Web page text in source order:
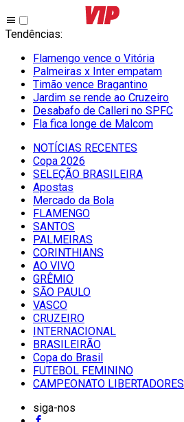
Tendências:
Flamengo vence o Vitória
Palmeiras x Inter empatam
Timão vence Bragantino
Jardim se rende ao Cruzeiro
Desabafo de Calleri no SPFC
Fla fica longe de Malcom
NOTÍCIAS RECENTES
Copa 2026
SELEÇÃO BRASILEIRA
Apostas
Mercado da Bola
FLAMENGO
SANTOS
PALMEIRAS
CORINTHIANS
AO VIVO
GRÊMIO
SĀO PAULO
VASCO
CRUZEIRO
INTERNACIONAL
BRASILEIRÃO
Copa do Brasil
FUTEBOL FEMININO
CAMPEONATO LIBERTADORES
siga-nos